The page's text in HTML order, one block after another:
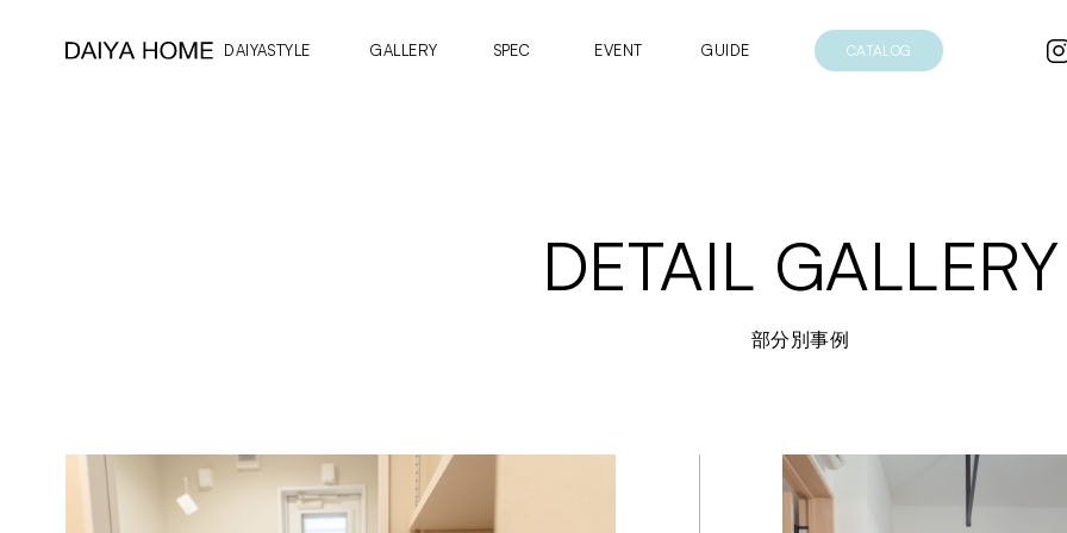
DAIYASTYLE GALLERY SPEC EVENT GUIDE CATALOG
DETAIL GALLERY
部分別事例